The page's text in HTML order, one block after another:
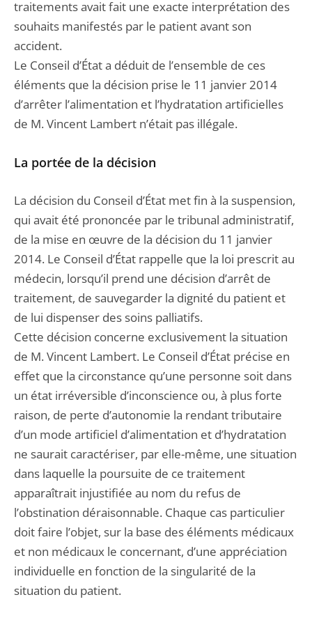
traitements avait fait une exacte interprétation des
souhaits manifestés par le patient avant son
accident.
Le Conseil d’État a déduit de l’ensemble de ces
éléments que la décision prise le 11 janvier 2014
d’arrêter l’alimentation et l’hydratation artificielles
de M. Vincent Lambert n’était pas illégale.
La portée de la décision
La décision du Conseil d’État met fin à la suspension,
qui avait été prononcée par le tribunal administratif,
de la mise en œuvre de la décision du 11 janvier
2014. Le Conseil d’État rappelle que la loi prescrit au
médecin, lorsqu’il prend une décision d’arrêt de
traitement, de sauvegarder la dignité du patient et
de lui dispenser des soins palliatifs.
Cette décision concerne exclusivement la situation
de M. Vincent Lambert. Le Conseil d’État précise en
effet que la circonstance qu’une personne soit dans
un état irréversible d’inconscience ou, à plus forte
raison, de perte d’autonomie la rendant tributaire
d’un mode artificiel d’alimentation et d’hydratation
ne saurait caractériser, par elle-même, une situation
dans laquelle la poursuite de ce traitement
apparaîtrait injustifiée au nom du refus de
l’obstination déraisonnable. Chaque cas particulier
doit faire l’objet, sur la base des éléments médicaux
et non médicaux le concernant, d’une appréciation
individuelle en fonction de la singularité de la
situation du patient.